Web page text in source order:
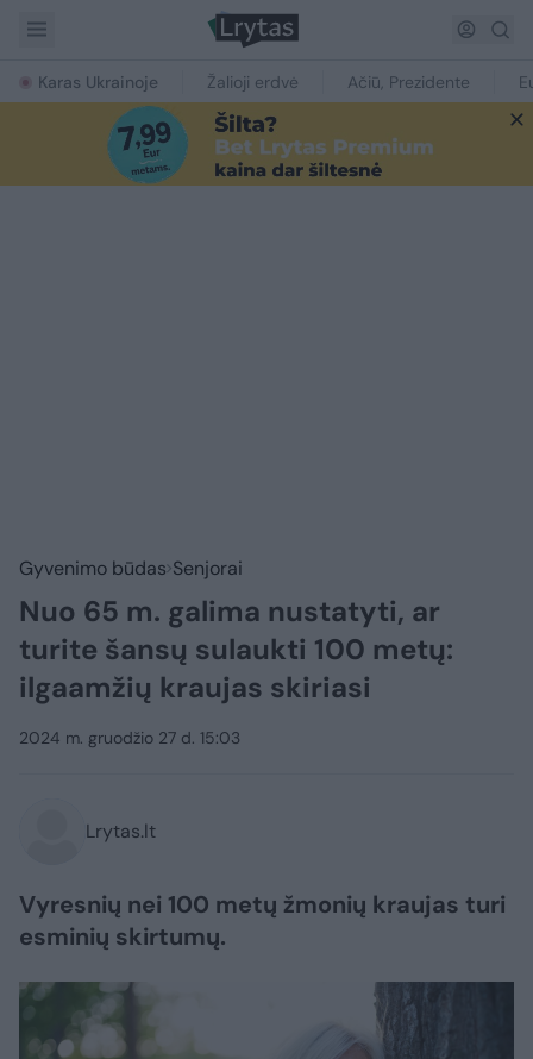
Karas Ukrainoje Žalioji erdvė Ačiū, Prezidente
Gyvenimo būdas Senjorai
Nuo 65 m. galima nustatyti, ar
turite šansų sulaukti 100 metų:
ilgaamžių kraujas skiriasi
2024 m. gruodžio 27 d. 15:03
Lrytas.lt
Vyresnių nei 100 metų žmonių kraujas turi
esminių skirtumų.